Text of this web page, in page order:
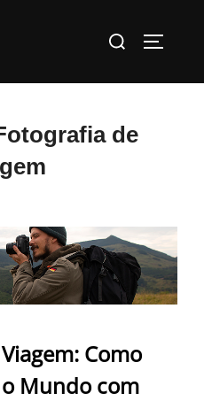
Pesquisar
de
Como
Mundo com